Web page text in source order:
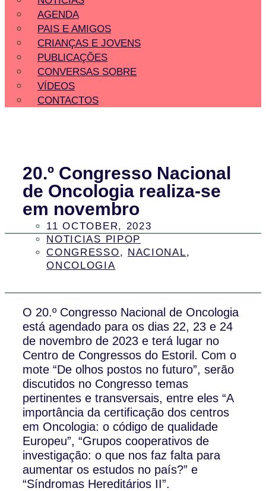
AGENDA
PAIS E AMIGOS
CRIANÇAS E JOVENS
PUBLICAÇÕES
CONVERSAS SOBRE
VÍDEOS
CONTACTOS
20.º Congresso Nacional
de Oncologia realiza-se
em novembro
11 OCTOBER, 2023
NOTICIAS PIPOP
CONGRESSO, NACIONAL,
ONCOLOGIA
O 20.º Congresso Nacional de Oncologia
está agendado para os dias 22, 23 e 24
de novembro de 2023 e terá lugar no
Centro de Congressos do Estoril. Com o
mote “De olhos postos no futuro”, serão
discutidos no Congresso temas
pertinentes e transversais, entre eles “A
importância da certificação dos centros
em Oncologia: o código de qualidade
Europeu”, “Grupos cooperativos de
investigação: o que nos faz falta para
aumentar os estudos no país?” e
“Síndromas Hereditários II”.